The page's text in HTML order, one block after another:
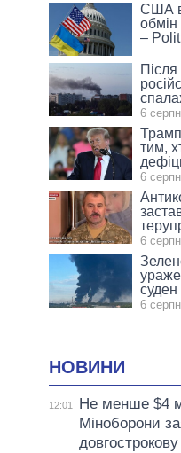
США
обмін
–
Після
6
тим,
6
6
6
НОВИНИ
12:01
Не менше $4
Міноборони